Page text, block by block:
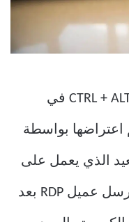
بينما عندما تضغط على CTRL + ALT + END في
اعتراضها بواسطة
الذي يعمل على
الكمبيوتر المحلي الخاص بك. يرسل عميل RDP بعد